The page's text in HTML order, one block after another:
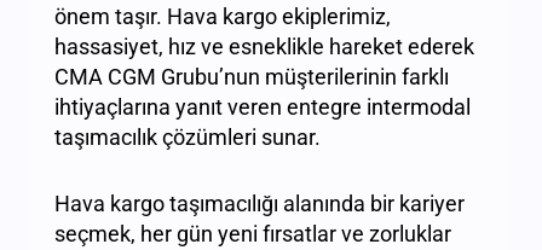
önem taşır. Hava kargo ekiplerimiz,
hassasiyet, hız ve esneklikle hareket ederek
CMA CGM Grubu’nun müşterilerinin farklı
ihtiyaçlarına yanıt veren entegre intermodal
taşımacılık çözümleri sunar.
Hava kargo taşımacılığı alanında bir kariyer
seçmek, her gün yeni fırsatlar ve zorluklar